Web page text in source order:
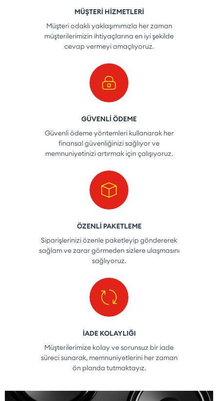
MÜŞTERİ HİZMETLERİ
Müşteri odaklı yaklaşımımızla her zaman
müşterilerimizin ihtiyaçlarına en iyi şekilde
cevap vermeyi amaçlıyoruz.
GÜVENLİ ÖDEME
Güvenli ödeme yöntemleri kullanarak her
finansal güvenliğinizi sağlıyor ve
memnuniyetinizi artırmak için çalışıyoruz.
ÖZENLİ PAKETLEME
Siparişlerinizi özenle paketleyip göndererek
sağlam ve zarar görmeden sizlere ulaşmasını
sağlıyoruz.
İADE KOLAYLIĞI
Müşterilerimize kolay ve sorunsuz bir iade
süreci sunarak, memnuniyetlerini her zaman
ön planda tutmaktayız.